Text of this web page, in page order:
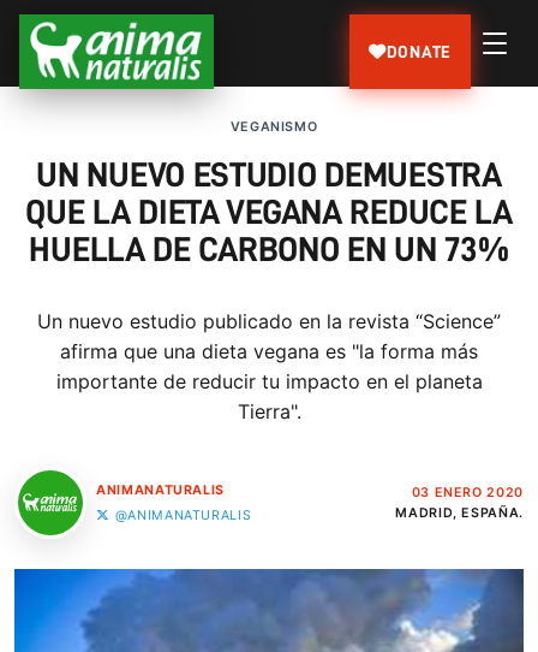
DONATE
VEGANISMO
UN NUEVO ESTUDIO DEMUESTRA
QUE LA DIETA VEGANA REDUCE LA
HUELLA DE CARBONO EN UN 73%
Un nuevo estudio publicado en la revista “Science”
afirma que una dieta vegana es "la forma más
importante de reducir tu impacto en el planeta
Tierra".
ANIMANATURALIS
@ANIMANATURALIS
03 ENERO 2020
MADRID, ESPAÑA.